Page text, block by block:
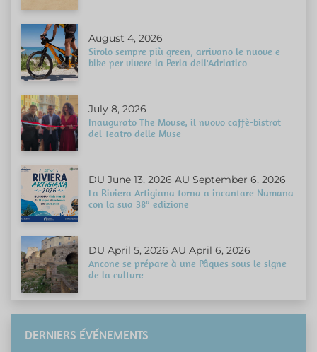
August 4, 2026
Sirolo sempre più green, arrivano le nuove e-
bike per vivere la Perla dell'Adriatico
July 8, 2026
Inaugurato The Mouse, il nuovo caffè-bistrot
del Teatro delle Muse
DU June 13, 2026 AU September 6, 2026
La Riviera Artigiana torna a incantare Numana
con la sua 38ª edizione
DU April 5, 2026 AU April 6, 2026
Ancone se prépare à une Pâques sous le signe
de la culture
DERNIERS ÉVÉNEMENTS